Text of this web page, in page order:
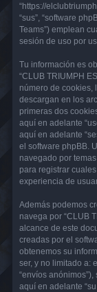
“https://
“sus”, “software
Teams”) emplean
sesión de uso por
Tu información es
“CLUB TRIUMPH
número de cookies,
descargan en los
primeras dos
aquí en adelante
aquí en adelante
el software phpBB.
navegado por
para registrar
experiencia de
Además podemos
navega por “CLUB
alcance de este
creadas por el
obtenemos su
ser, y no limitado a:
“envíos anónimos”),
aquí en adelante